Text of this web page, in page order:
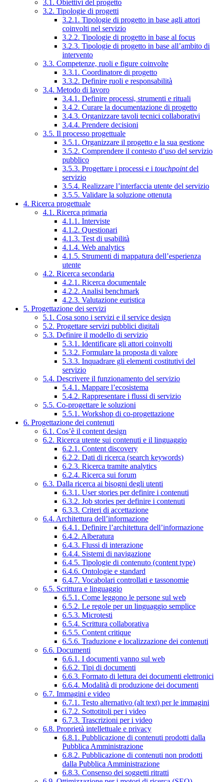
3.1. Obiettivi del progetto
3.2. Tipologie di progetti
3.2.1. Tipologie di progetto in base agli attori
coinvolti nel servizio
3.2.2. Tipologie di progetto in base al focus
3.2.3. Tipologie di progetto in base all’ambito di
intervento
3.3. Competenze, ruoli e figure coinvolte
3.3.1. Coordinatore di progetto
3.3.2. Definire ruoli e responsabilità
3.4. Metodo di lavoro
3.4.1. Definire processi, strumenti e rituali
3.4.2. Curare la documentazione di progetto
3.4.3. Organizzare tavoli tecnici collaborativi
3.4.4. Prendere decisioni
3.5. Il processo progettuale
3.5.1. Organizzare il progetto e la sua gestione
3.5.2. Comprendere il contesto d’uso del servizio
pubblico
3.5.3. Progettare i processi e i touchpointdel
servizio
3.5.4. Realizzare l’interfaccia utente del servizio
3.5.5. Validare la soluzione ottenuta
4. Ricerca progettuale
4.1. Ricerca primaria
4.1.1. Interviste
4.1.2. Questionari
4.1.3. Test di usabilità
4.1.4. Web analytics
4.1.5. Strumenti di mappatura dell’esperienza
utente
4.2. Ricerca secondaria
4.2.1. Ricerca documentale
4.2.2. Analisi benchmark
4.2.3. Valutazione euristica
5. Progettazione dei servizi
5.1. Cosa sono i servizi e il service design
5.2. Progettare servizi pubblici digitali
5.3. Definire il modello di servizio
5.3.1. Identificare gli attori coinvolti
5.3.2. Formulare la proposta di valore
5.3.3. Inquadrare gli elementi costitutivi del
servizio
5.4. Descrivere il funzionamento del servizio
5.4.1. Mappare l’ecosistema
5.4.2. Rappresentare i flussi di servizio
5.5. Co-progettare le soluzioni
5.5.1. Workshop di co-progettazione
6. Progettazione dei contenuti
6.1. Cos’è il content design
6.2. Ricerca utente sui contenuti e il linguaggio
6.2.1. Content discovery
6.2.2. Dati di ricerca (search keywords)
6.2.3. Ricerca tramite analytics
6.2.4. Ricerca sui forum
6.3. Dalla ricerca ai bisogni degli utenti
6.3.1. User stories per definire i contenuti
6.3.2. Job stories per definire i contenuti
6.3.3. Criteri di accettazione
6.4. Architettura dell’informazione
6.4.1. Definire l’architettura dell’informazione
6.4.2. Alberatura
6.4.3. Flussi di interazione
6.4.4. Sistemi di navigazione
6.4.5. Tipologie di contenuto (content type)
6.4.6. Ontologie e standard
6.4.7. Vocabolari controllati e tassonomie
6.5. Scrittura e linguaggio
6.5.1. Come leggono le persone sul web
6.5.2. Le regole per un linguaggio semplice
6.5.3. Microtesti
6.5.4. Scrittura collaborativa
6.5.5. Content critique
6.5.6. Traduzione e localizzazione dei contenuti
6.6. Documenti
6.6.1. I documenti vanno sul web
6.6.2. Tipi di documenti
6.6.3. Formato di lettura dei documenti elettronici
6.6.4. Modalità di produzione dei documenti
6.7. Immagini e video
6.7.1. Testo alternativo (alt text) per le immagini
6.7.2. Sottotitoli per i video
6.7.3. Trascrizioni per i video
6.8. Proprietà intellettuale e privacy
6.8.1. Pubblicazione di contenuti prodotti dalla
Pubblica Amministrazione
6.8.2. Pubblicazione di contenuti non prodotti
dalla Pubblica Amministrazione
6.8.3. Consenso dei soggetti ritratti